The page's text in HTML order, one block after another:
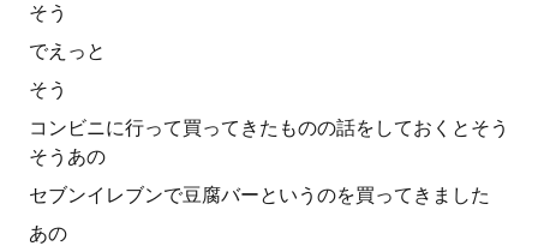
そう
でえっと
そう
コンビニに行って買ってきたものの話をしておくとそう
そうあの
セブンイレブンで豆腐バーというのを買ってきました
あの